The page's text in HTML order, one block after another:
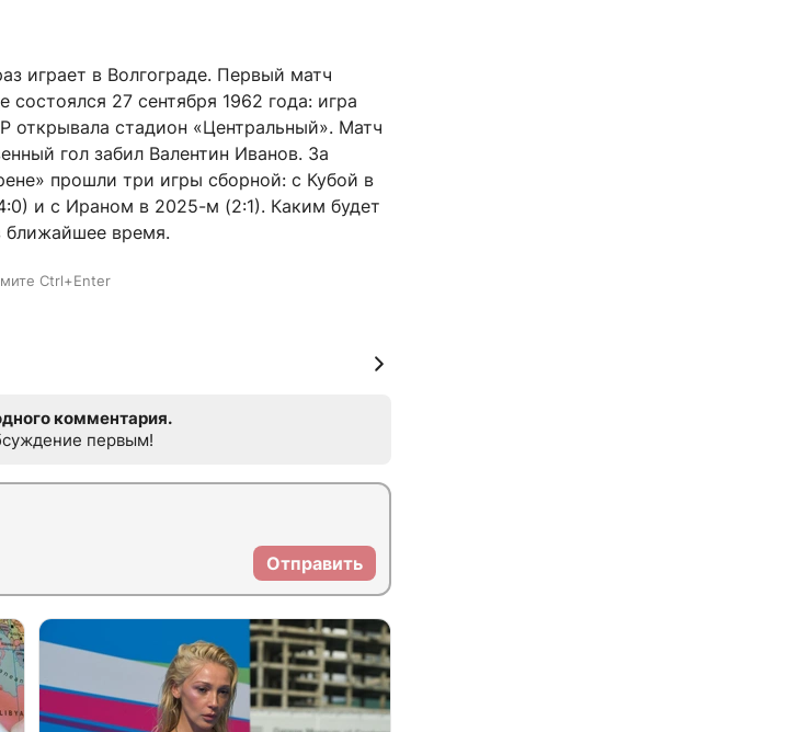
играет в Волгограде. Первый матч
27 сентября 1962 года: игра
стадион «Центральный». Матч
гол забил Валентин Иванов. За
прошли три игры сборной: с Кубой в
и с Ираном в 2025-м (2:1). Каким будет
ближайшее время.
Ctrl+Enter
комментария.
первым!
Отправить